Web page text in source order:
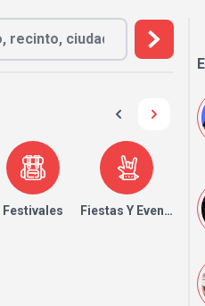
Festivales Fiestas Y Eventos